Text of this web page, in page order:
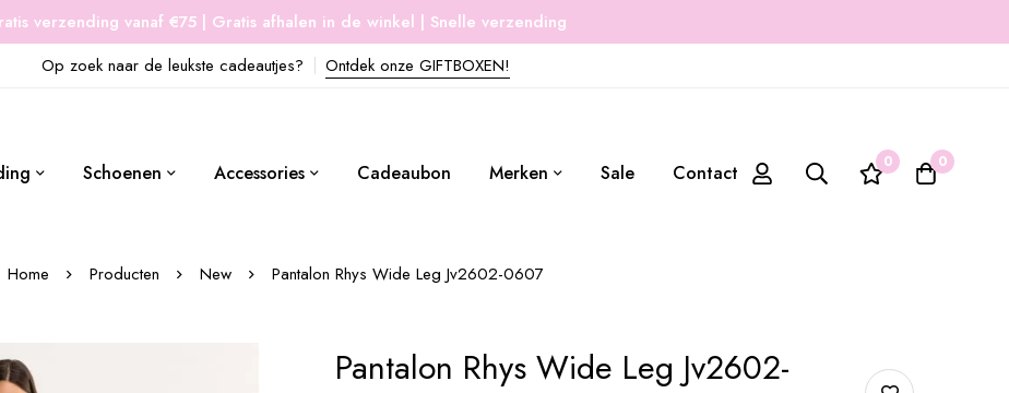
verzending vanaf €75 | Gratis afhalen in de winkel | Snelle verzending
Op zoek naar de leukste cadeautjes? Ontdek onze GIFTBOXEN!
Schoenen Accessories Cadeaubon Merken Sale Contact 0 0
Home Producten New Pantalon Rhys Wide Leg Jv2602-0607
Pantalon Rhys Wide Leg Jv2602-